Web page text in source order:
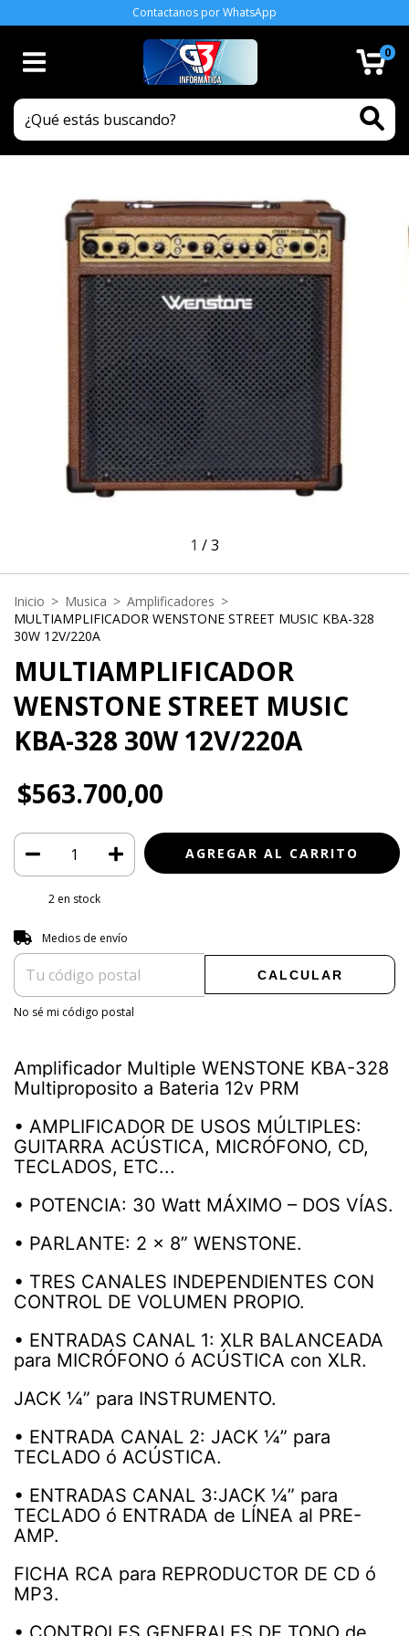
Contactanos por WhatsApp
0
1 /3
Inicio > Musica > Amplificadores >
MULTIAMPLIFICADOR WENSTONE STREET MUSIC KBA-328
30W 12V/220A
MULTIAMPLIFICADOR
WENSTONE STREET MUSIC
KBA-328 30W 12V/220A
$563.700,00
2en stock
Entregas para el CP:
Medios de envío
CALCULAR
No sé mi código postal
Amplificador Multiple WENSTONE KBA-328
Multiproposito a Bateria 12v PRM
• AMPLIFICADOR DE USOS MÚLTIPLES:
GUITARRA ACÚSTICA, MICRÓFONO, CD,
TECLADOS, ETC...
• POTENCIA: 30 Watt MÁXIMO – DOS VÍAS.
• PARLANTE: 2 x 8” WENSTONE.
• TRES CANALES INDEPENDIENTES CON
CONTROL DE VOLUMEN PROPIO.
• ENTRADAS CANAL 1: XLR BALANCEADA
para MICRÓFONO ó ACÚSTICA con XLR.
JACK ¼” para INSTRUMENTO.
• ENTRADA CANAL 2: JACK ¼” para
TECLADO ó ACÚSTICA.
• ENTRADAS CANAL 3:JACK ¼” para
TECLADO ó ENTRADA de LÍNEA al PRE-
AMP.
FICHA RCA para REPRODUCTOR DE CD ó
MP3.